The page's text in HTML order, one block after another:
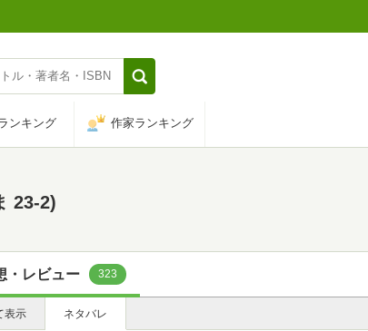
ンキング 作家ランキング
23-2)
・レビュー 323
表示 ネタバレ